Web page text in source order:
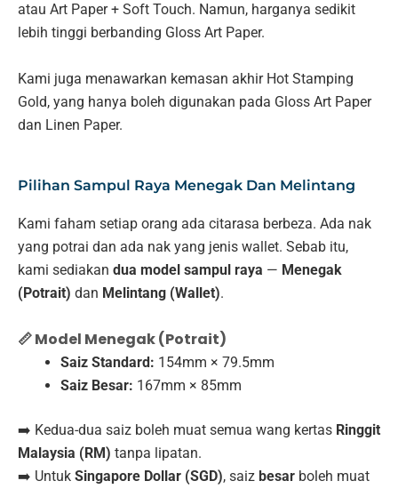
atau Art Paper + Soft Touch. Namun, harganya sedikit
lebih tinggi berbanding Gloss Art Paper.
Kami juga menawarkan kemasan akhir Hot Stamping
Gold, yang hanya boleh digunakan pada Gloss Art Paper
dan Linen Paper.
Pilihan Sampul Raya Menegak Dan Melintang
Kami faham setiap orang ada citarasa berbeza. Ada nak
yang potrai dan ada nak yang jenis wallet. Sebab itu,
kami sediakan dua model sampul raya — Menegak
(Potrait) dan Melintang (Wallet).
📏 Model Menegak (Potrait)
Saiz Standard: 154mm × 79.5mm
Saiz Besar: 167mm × 85mm
➡️ Kedua-dua saiz boleh muat semua wang kertas Ringgit
Malaysia (RM) tanpa lipatan.
➡️ Untuk Singapore Dollar (SGD), saiz besar boleh muat